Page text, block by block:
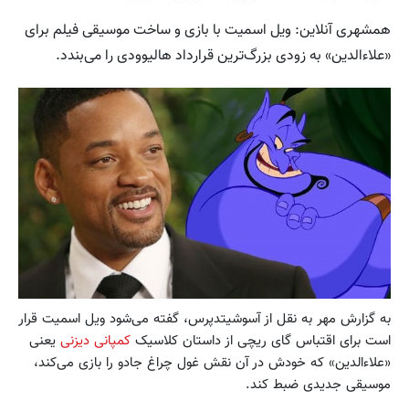
همشهری آنلاین: ویل اسمیت با بازی و ساخت موسیقی فیلم برای
«علاء‌الدین» به زودی بزرگ‌ترین قرارداد هالیوودی را می‌بندد.
به گزارش مهر به نقل از آسوشیتدپرس، گفته می‌شود ویل اسمیت قرار
است برای اقتباس گای ریچی از داستان کلاسیک کمپانی دیزنی یعنی
«علاء‌الدین» که خودش در آن نقش غول چراغ جادو را بازی می‌کند،
موسیقی جدیدی ضبط کند.